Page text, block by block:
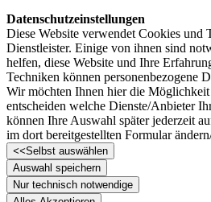
Datenschutzeinstellungen
Diese Website verwendet Cookies und
Dienstleister. Einige von ihnen sind
helfen, diese Website und Ihre
Techniken können personenbezogene
Wir möchten Ihnen hier die Möglichkeit
entscheiden welche Dienste/­Anbieter
können Ihre Auswahl später jederzeit
im dort bereitgestellten Formular
<<Selbst auswählen
Auswahl speichern
Nur technisch notwendige